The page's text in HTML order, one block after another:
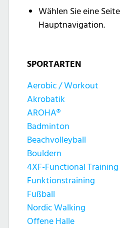
Wählen Sie eine
Hauptnavigation.
SPORTARTEN
Aerobic / Workout
Akrobatik
AROHA®
Badminton
Beachvolleyball
Bouldern
4XF-Functional Training
Funktionstraining
Fußball
Nordic Walking
Offene Halle